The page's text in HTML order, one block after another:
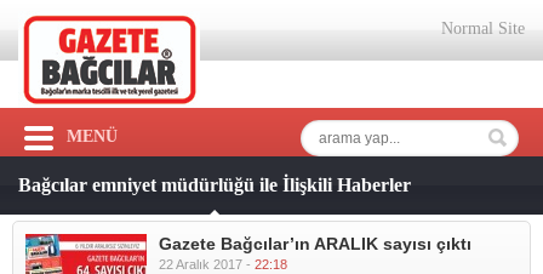
Normal Site
MENÜ
Bağcılar emniyet müdürlüğü ile İlişkili Haberler
Gazete Bağcılar’ın ARALIK sayısı çıktı
22 Aralık 2017 - 22:18